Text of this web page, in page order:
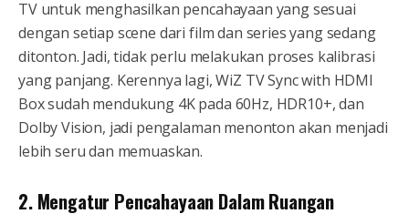
TV untuk menghasilkan pencahayaan yang sesuai
dengan setiap scene dari film dan series yang sedang
ditonton. Jadi, tidak perlu melakukan proses kalibrasi
yang panjang. Kerennya lagi, WiZ TV Sync with HDMI
Box sudah mendukung 4K pada 60Hz, HDR10+, dan
Dolby Vision, jadi pengalaman menonton akan menjadi
lebih seru dan memuaskan.
2. Mengatur Pencahayaan Dalam Ruangan